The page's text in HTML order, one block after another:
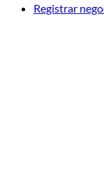
Registrar